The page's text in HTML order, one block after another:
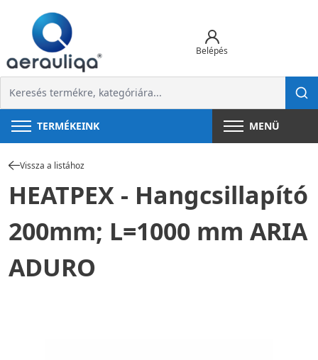
Belépés
TERMÉKEINK MENÜ
Vissza a listához
HEATPEX - Hangcsillapító
200mm; L=1000 mm ARIA
ADURO